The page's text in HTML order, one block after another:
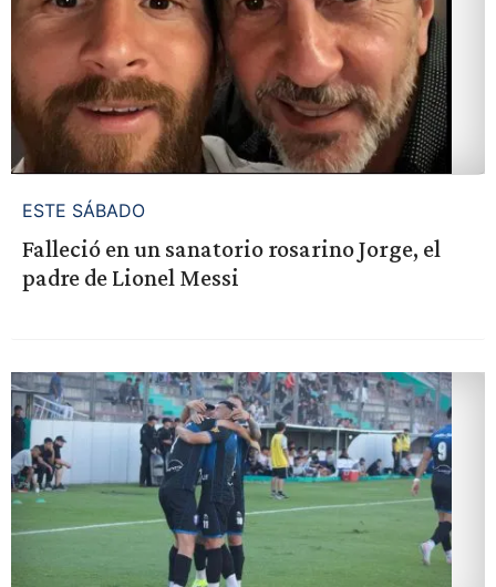
ESTE SÁBADO
Falleció en un sanatorio rosarino Jorge, el
padre de Lionel Messi